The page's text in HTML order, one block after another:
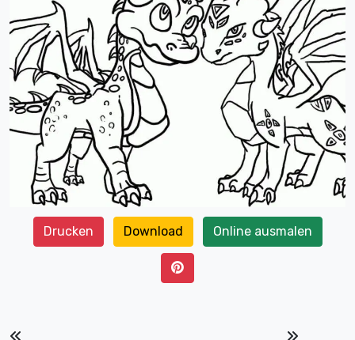
Drucken Download Online ausmalen